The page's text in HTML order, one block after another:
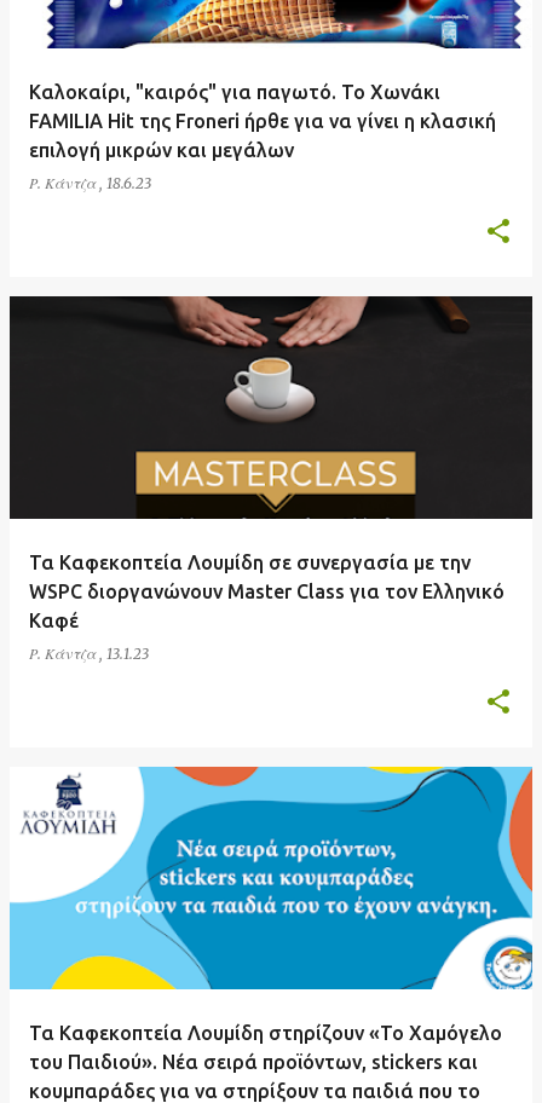
Καλοκαίρι, "καιρός" για παγωτό. Το Χωνάκι
FAMILIA Hit της Froneri ήρθε για να γίνει η κλασική
επιλογή μικρών και μεγάλων
Ρ. Κάντζα , 18.6.23
Τα Καφεκοπτεία Λουμίδη σε συνεργασία με την
WSPC διοργανώνουν Master Class για τον Ελληνικό
Καφέ
Ρ. Κάντζα , 13.1.23
Τα Καφεκοπτεία Λουμίδη στηρίζουν «Το Χαμόγελο
του Παιδιού». Νέα σειρά προϊόντων, stickers και
κουμπαράδες για να στηρίξουν τα παιδιά που το